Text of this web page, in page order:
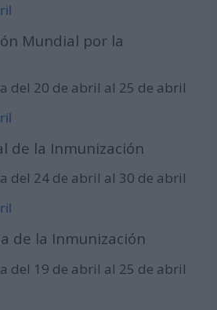
Mundial por la
del 20 de abril al 25 de abril
de la Inmunización
del 24 de abril al 30 de abril
de la Inmunización
del 19 de abril al 25 de abril